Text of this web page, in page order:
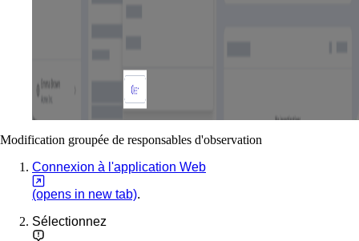
Modification groupée de responsables d'observation
Connexion à l'application Web
(opens in new tab).
Sélectionnez